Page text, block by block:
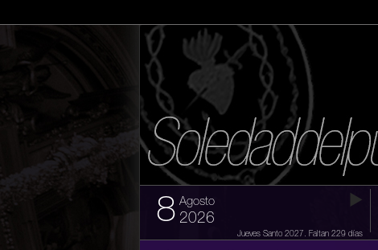
8 Agosto
2026
Jueves Santo 2027. Faltan 229 días